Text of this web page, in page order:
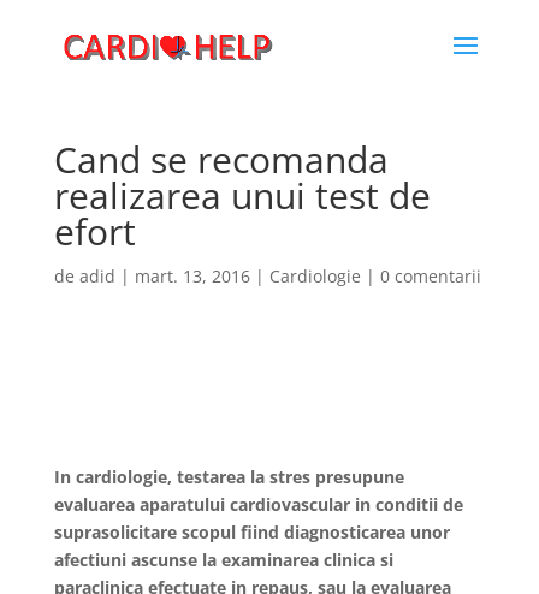
Cand se recomanda
realizarea unui test de
efort
de adid | mart. 13, 2016| Cardiologie | 0 comentarii
In cardiologie, testarea la stres presupune
evaluarea aparatului cardiovascular in conditii de
suprasolicitare scopul fiind diagnosticarea unor
afectiuni ascunse la examinarea clinica si
paraclinica efectuate in repaus, sau la evaluarea